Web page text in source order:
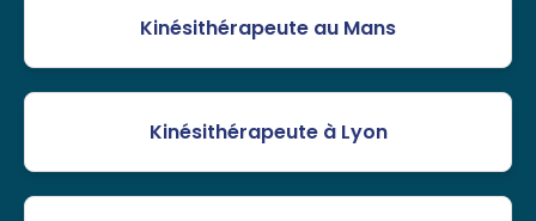
Kinésithérapeute au Mans
Kinésithérapeute à Lyon